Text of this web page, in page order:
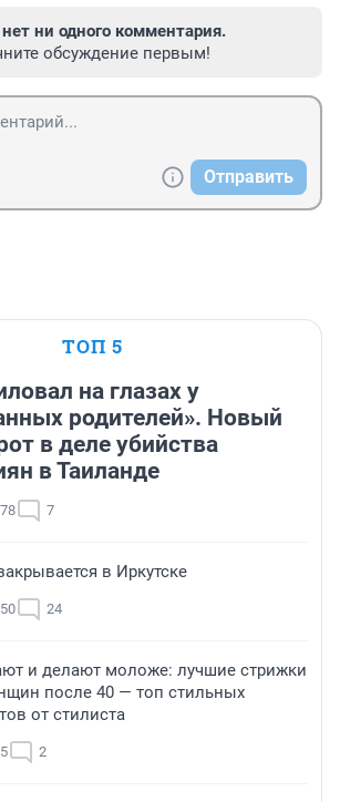
ни одного комментария.
обсуждение первым!
Отправить
ТОП 5
на глазах у
родителей». Новый
в деле убийства
в Таиланде
7
в Иркутске
24
и делают моложе: лучшие стрижки
после 40 — топ стильных
от стилиста
2